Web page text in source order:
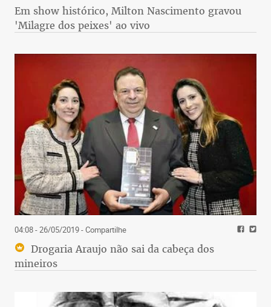
Em show histórico, Milton Nascimento gravou
'Milagre dos peixes' ao vivo
04:08 - 26/05/2019- Compartilhe
Drogaria Araujo não sai da cabeça dos
mineiros